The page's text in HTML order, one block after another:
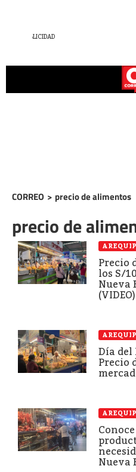
CORREO > precio de alimentos
precio de
Precio
los S/
Nueva
(VIDEO)
Día del
Precio
Nueva